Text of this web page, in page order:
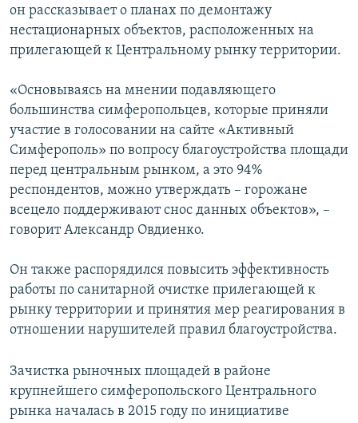
он рассказывает о планах по демонтажу
нестационарных объектов, расположенных на
прилегающей к Центральному рынку территории.
«Основываясь на мнении подавляющего
большинства симферопольцев, которые приняли
участие в голосовании на сайте «Активный
Симферополь» по вопросу благоустройства площади
перед центральным рынком, а это 94%
респондентов, можно утверждать – горожане
всецело поддерживают снос данных объектов», –
говорит Александр Овдиенко.
Он также распорядился повысить эффективность
работы по санитарной очистке прилегающей к
рынку территории и принятия мер реагирования в
отношении нарушителей правил благоустройства.
Зачистка рыночных площадей в районе
крупнейшего симферопольского Центрального
рынка началась в 2015 году по инициативе